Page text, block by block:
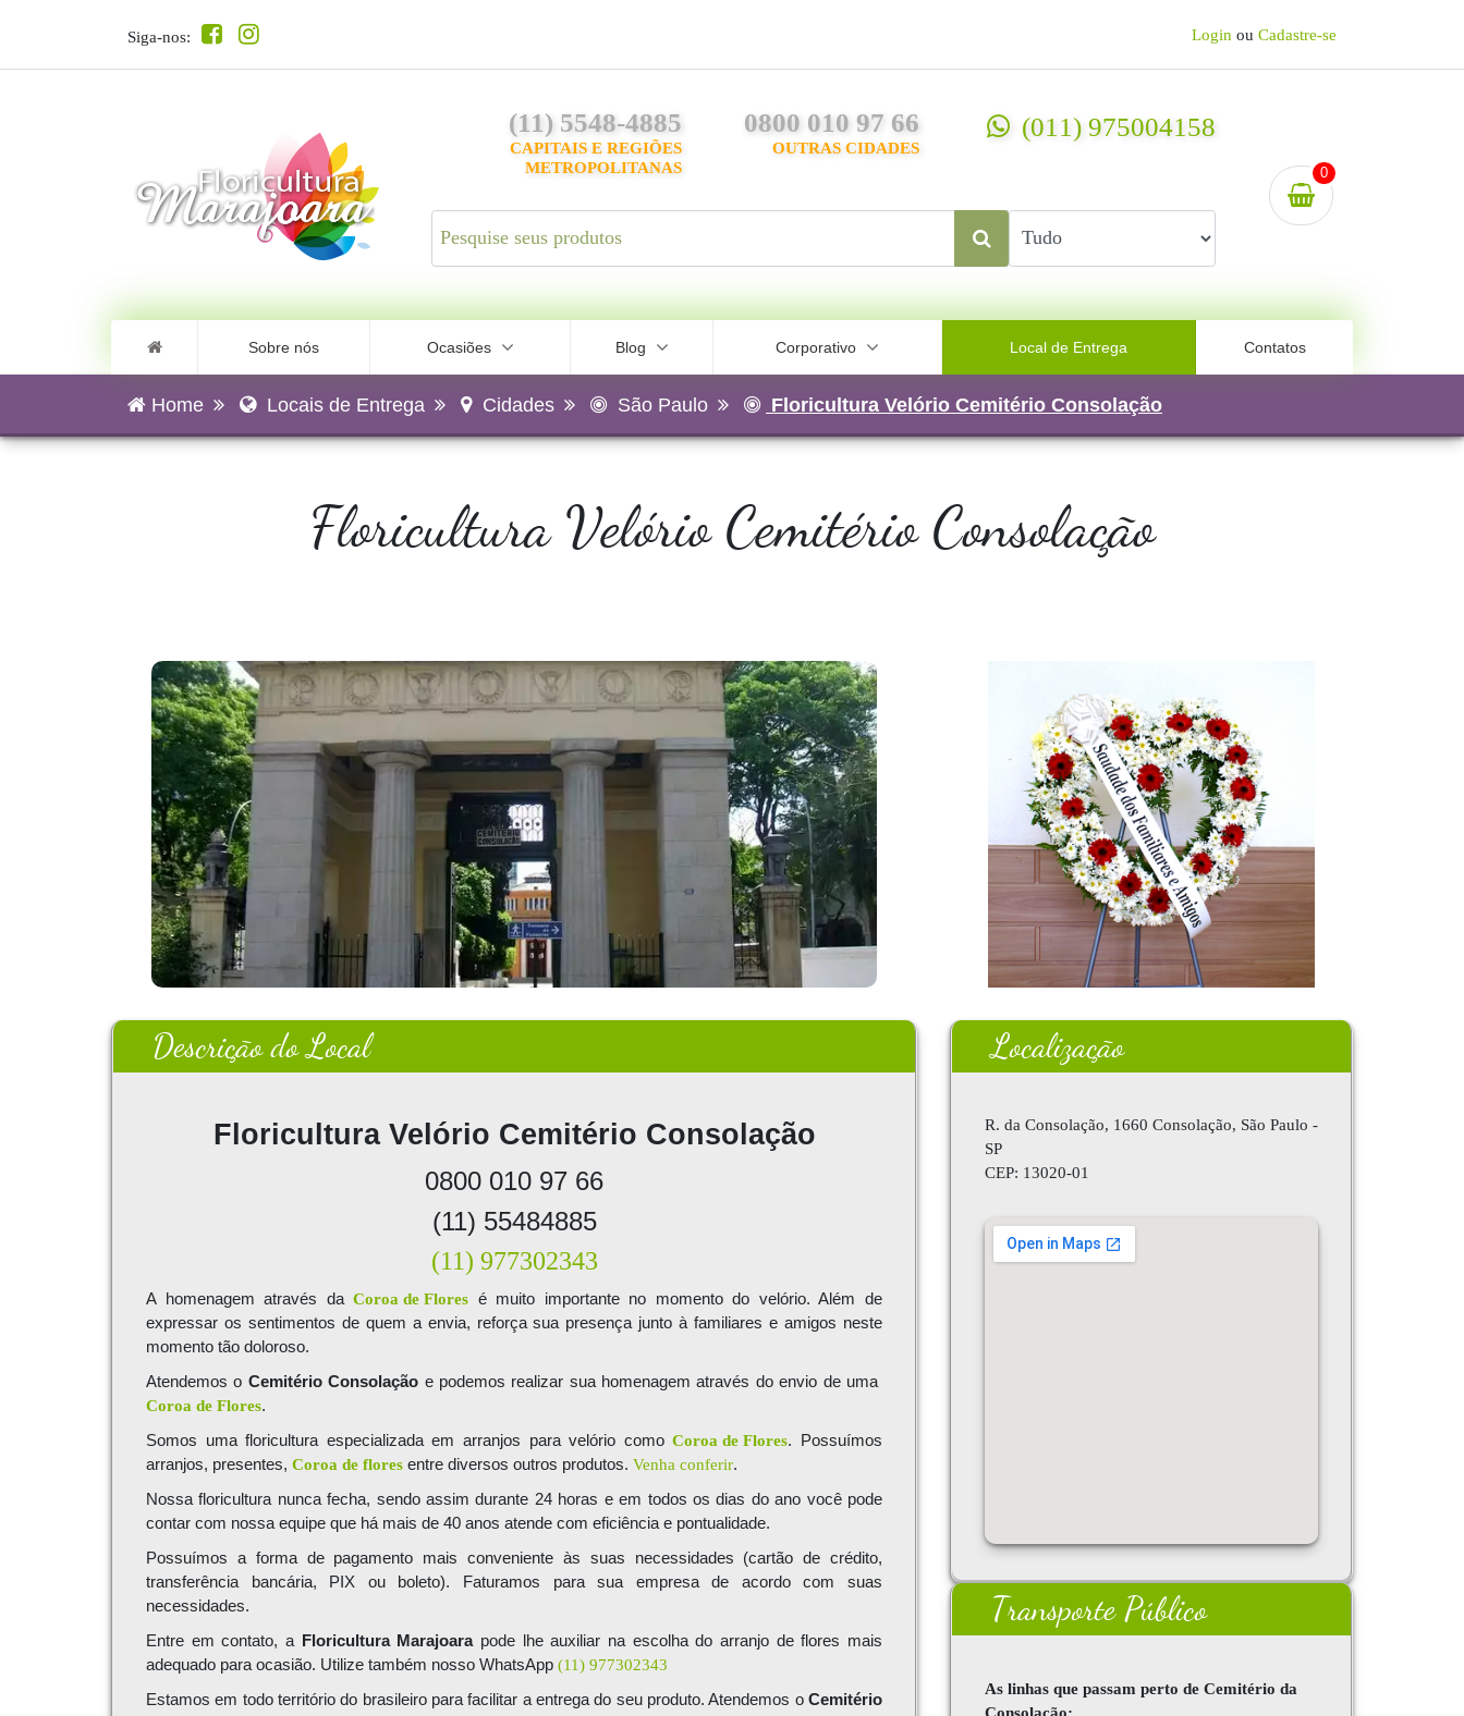
Siga-nos: Login ou Cadastre-se
(11) 5548-4885
CAPITAIS E REGIÕES
METROPOLITANAS
0800 010 97 66
OUTRAS CIDADES
(011) 975004158
0
Sobre nós Ocasiões Blog Corporativo Local de Entrega Contatos
Home Locais de Entrega Cidades São Paulo Floricultura Velório Cemitério Consolação
Floricultura Velório Cemitério Consolação
Descrição do Local
Floricultura Velório Cemitério Consolação
0800 010 97 66
(11) 55484885
(11) 977302343
A homenagem através daCoroa de Flores é muito importante no momento do velório. Além de
expressar os sentimentos de quem a envia, reforça sua presença junto à familiares e amigos neste
momento tão doloroso.
Atendemos o Cemitério Consolação e podemos realizar sua homenagem através do envio de uma
Coroa de Flores.
Somos uma floricultura especializada em arranjos para velório comoCoroa de Flores. Possuímos
arranjos, presentes, Coroa de flores entre diversos outros produtos. Venha conferir.
Nossa floricultura nunca fecha, sendo assim durante 24 horas e em todos os dias do ano você pode
contar com nossa equipe que há mais de 40 anos atende com eficiência e pontualidade.
Possuímos a forma de pagamento mais conveniente às suas necessidades (cartão de crédito,
transferência bancária, PIX ou boleto). Faturamos para sua empresa de acordo com suas
necessidades.
Entre em contato, a Floricultura Marajoarapode lhe auxiliar na escolha do arranjo de flores mais
adequado para ocasião. Utilize também nosso WhatsApp (11) 977302343
Estamos em todo território do brasileiro para facilitar a entrega do seu produto. Atendemos o Cemitério
Localização
R. da Consolação, 1660 Consolação, São Paulo -
SP
CEP: 13020-01
Transporte Público
As linhas que passam perto de Cemitério da
Consolação: